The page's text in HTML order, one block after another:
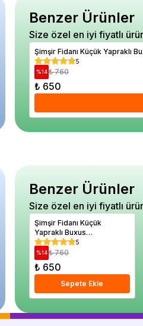
Biber Acı Dolma Tohumu Paket 3 gram
5
Benzer Ürünler
Size özel en iyi fiyatlı
Şimşir Fidanı Küçük Yapraklı
5
%14 ₺ 760
₺ 650
Hanım Düğmesi Çiçeği
Pembe Renk Çiçek
Tohumu 20 adet
5
Sepete Ekle
Benzer Ürünler
Size özel en iyi fiyatlı
Şimşir Fidanı Küçük
Yapraklı Buxus
sempervirens Suffruticosa
20 40 cm Saksıda
5
%14 ₺ 760
₺ 650
Sepete Ekle